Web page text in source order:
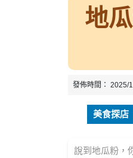
地
發佈時間： 2025/
美食探店
說到地瓜粉，